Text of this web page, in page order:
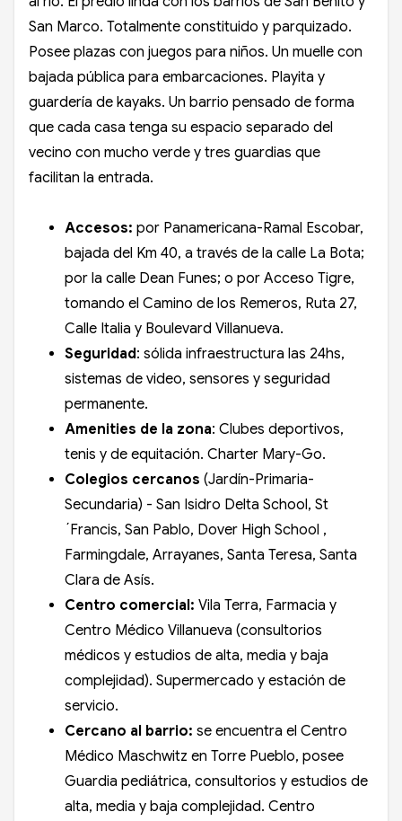
San Marco. Totalmente constituido y parquizado.
Posee plazas con juegos para niños. Un muelle con
bajada pública para embarcaciones. Playita y
guardería de kayaks. Un barrio pensado de forma
que cada casa tenga su espacio separado del
vecino con mucho verde y tres guardias que
facilitan la entrada.
Accesos: por Panamericana-Ramal Escobar,
bajada del Km 40, a través de la calle La Bota;
por la calle Dean Funes; o por Acceso Tigre,
tomando el Camino de los Remeros, Ruta 27,
Calle Italia y Boulevard Villanueva.
Seguridad: sólida infraestructura las 24hs,
sistemas de video, sensores y seguridad
permanente.
Amenities de la zona: Clubes deportivos,
tenis y de equitación. Charter Mary-Go.
Colegios cercanos (Jardín-Primaria-
Secundaria) - San Isidro Delta School, St
´Francis, San Pablo, Dover High School ,
Farmingdale, Arrayanes, Santa Teresa, Santa
Clara de Asís.
Centro comercial: Vila Terra, Farmacia y
Centro Médico Villanueva (consultorios
médicos y estudios de alta, media y baja
complejidad). Supermercado y estación de
servicio.
Cercano al barrio: se encuentra el Centro
Médico Maschwitz en Torre Pueblo, posee
Guardia pediátrica, consultorios y estudios de
alta, media y baja complejidad. Centro